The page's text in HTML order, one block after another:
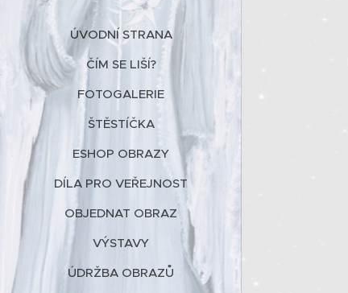
ÚVODNÍ STRANA
ČÍM SE LIŠÍ?
FOTOGALERIE
ŠTĚSTÍČKA
ESHOP OBRAZY
DÍLA PRO VEŘEJNOST
OBJEDNAT OBRAZ
VÝSTAVY
ÚDRŽBA OBRAZŮ